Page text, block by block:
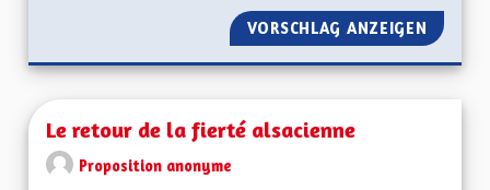
VORSCHLAG ANZEIGEN LE
Le retour de la fierté alsacienne
Proposition anonyme